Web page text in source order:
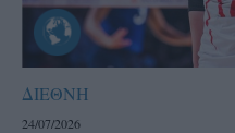
ΔΙΕΘΝΗ
24/07/2026